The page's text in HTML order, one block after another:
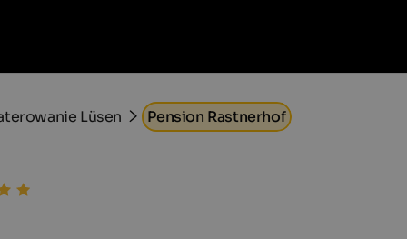
Lüsen Pension Rastnerhof